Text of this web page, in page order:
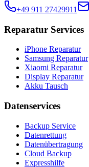
+49 911 27429911
Reparatur Services
iPhone Reparatur
Samsung Reparatur
Xiaomi Reparatur
Display Reparatur
Akku Tausch
Datenservices
Backup Service
Datenrettung
Datenübertragung
Cloud Backup
Expresshilfe